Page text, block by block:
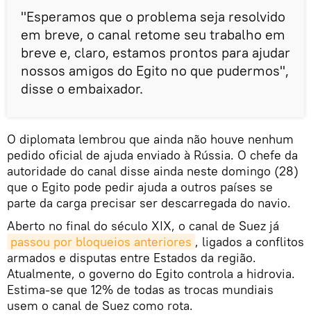
"Esperamos que o problema seja resolvido
em breve, o canal retome seu trabalho em
breve e, claro, estamos prontos para ajudar
nossos amigos do Egito no que pudermos",
disse o embaixador.
O diplomata lembrou que ainda não houve nenhum
pedido oficial de ajuda enviado à Rússia. O chefe da
autoridade do canal disse ainda neste domingo (28)
que o Egito pode pedir ajuda a outros países se
parte da carga precisar ser descarregada do navio.
Aberto no final do século XIX, o canal de Suez já
passou por bloqueios anteriores , ligados a conflitos
armados e disputas entre Estados da região.
Atualmente, o governo do Egito controla a hidrovia.
Estima-se que 12% de todas as trocas mundiais
usem o canal de Suez como rota.